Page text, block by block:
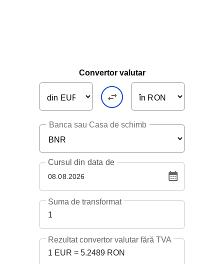
Convertor valutar
Banca sau Casa de schimb
08.08.2026
Cursuldin data de
1
Suma de transformat
1 EUR = 5.2489 RON
Rezultat convertor valutar fără TVA